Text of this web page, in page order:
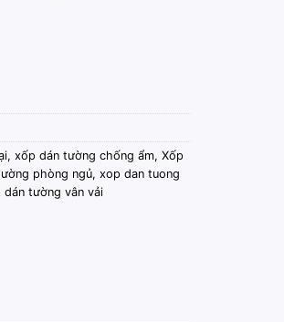
Màu Hồng Đậm quantity
, xốp dán tường chống ẩm, Xốp
phòng ngủ, xop dan tuong
dán tường vân vải